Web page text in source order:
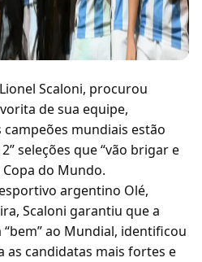
Scaloni, procurou
de sua equipe,
mundiais estão
seleções que “vão brigar e
do Mundo.
argentino Olé,
Scaloni garantiu que a
ao Mundial, identificou
as candidatas mais fortes e